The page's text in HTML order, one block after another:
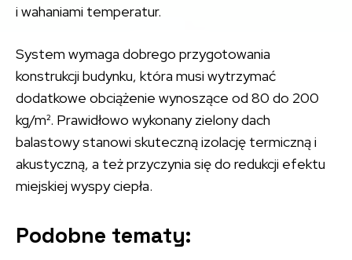
i wahaniami temperatur.
System wymaga dobrego przygotowania
konstrukcji budynku, która musi wytrzymać
dodatkowe obciążenie wynoszące od 80 do 200
kg/m². Prawidłowo wykonany zielony dach
balastowy stanowi skuteczną izolację termiczną i
akustyczną, a też przyczynia się do redukcji efektu
miejskiej wyspy ciepła.
Podobne tematy: